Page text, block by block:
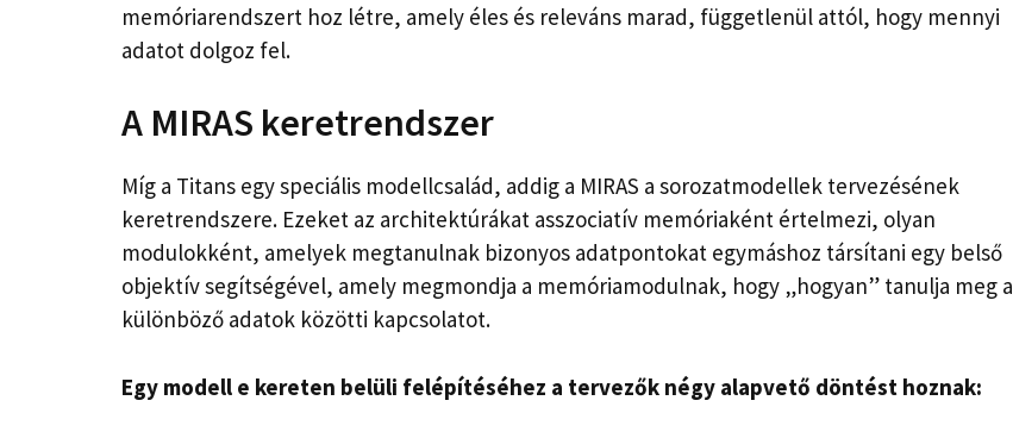
memóriarendszert hoz létre, amely éles és releváns marad, függetlenül attól, hogy mennyi
adatot dolgoz fel.
A MIRAS keretrendszer
Míg a Titans egy speciális modellcsalád, addig a MIRAS a sorozatmodellek tervezésének
keretrendszere. Ezeket az architektúrákat asszociatív memóriaként értelmezi, olyan
modulokként, amelyek megtanulnak bizonyos adatpontokat egymáshoz társítani egy belső
objektív segítségével, amely megmondja a memóriamodulnak, hogy „hogyan” tanulja meg a
különböző adatok közötti kapcsolatot.
Egy modell e kereten belüli felépítéséhez a tervezők négy alapvető döntést hoznak: